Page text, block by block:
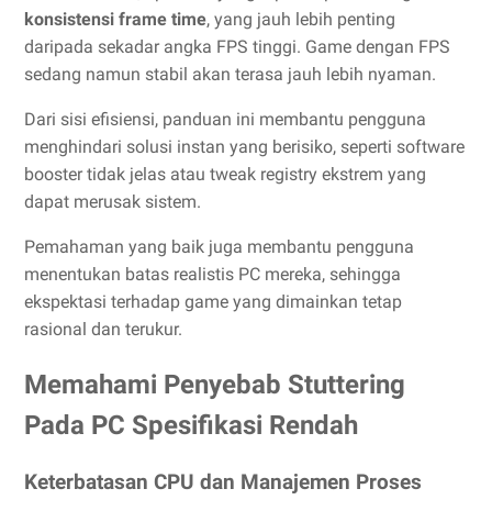
konsistensi frame time, yang jauh lebih penting
daripada sekadar angka FPS tinggi. Game dengan FPS
sedang namun stabil akan terasa jauh lebih nyaman.
Dari sisi efisiensi, panduan ini membantu pengguna
menghindari solusi instan yang berisiko, seperti software
booster tidak jelas atau tweak registry ekstrem yang
dapat merusak sistem.
Pemahaman yang baik juga membantu pengguna
menentukan batas realistis PC mereka, sehingga
ekspektasi terhadap game yang dimainkan tetap
rasional dan terukur.
Memahami Penyebab Stuttering
Pada PC Spesifikasi Rendah
Keterbatasan CPU dan Manajemen Proses